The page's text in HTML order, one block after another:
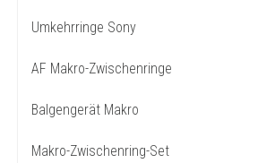
Umkehrringe Sony
AF Makro-Zwischenringe
Balgengerät Makro
Makro-Zwischenring-Set